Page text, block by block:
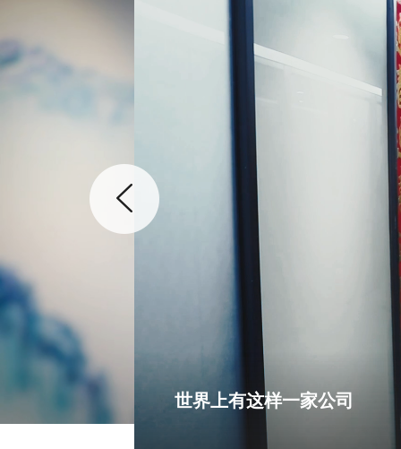
世界上有这样一家公司